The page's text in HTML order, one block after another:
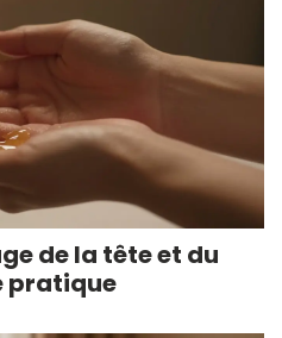
de la tête et du
pratique